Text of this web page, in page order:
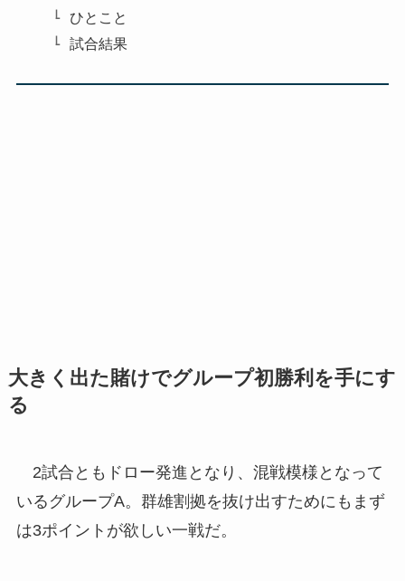
ひとこと
試合結果
大きく出た賭けでグループ初勝利を手にす
る
2試合ともドロー発進となり、混戦模様となって
いるグループA。群雄割拠を抜け出すためにもまず
は3ポイントが欲しい一戦だ。